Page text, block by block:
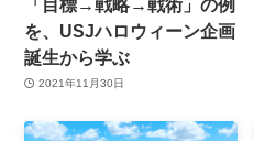
「目標→戦略→戦術」の例
を、USJハロウィーン企画
誕生から学ぶ
2021年11月30日